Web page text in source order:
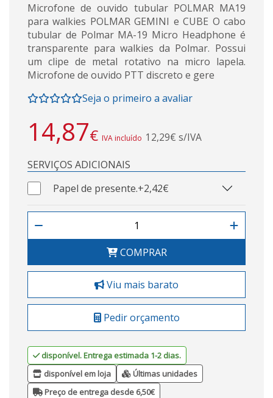
Microfone de ouvido tubular POLMAR MA19
para walkies POLMAR GEMINI e CUBE O cabo
tubular de Polmar MA-19 Micro Headphone é
transparente para walkies da Polmar. Possui
um clipe de metal rotativo na micro lapela.
Microfone de ouvido PTT discreto e gere
Seja o primeiro a avaliar
14,87€ IVA incluído 12,29€ s/IVA
SERVIÇOS ADICIONAIS
Papel de presente.+2,42€
COMPRAR
Viu mais barato
Pedir orçamento
disponível. Entrega estimada 1-2 dias.
disponível em loja
Últimas unidades
Preço de entrega desde 6,50€